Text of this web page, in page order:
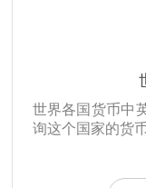
世界各国货币中
询这个国家的货